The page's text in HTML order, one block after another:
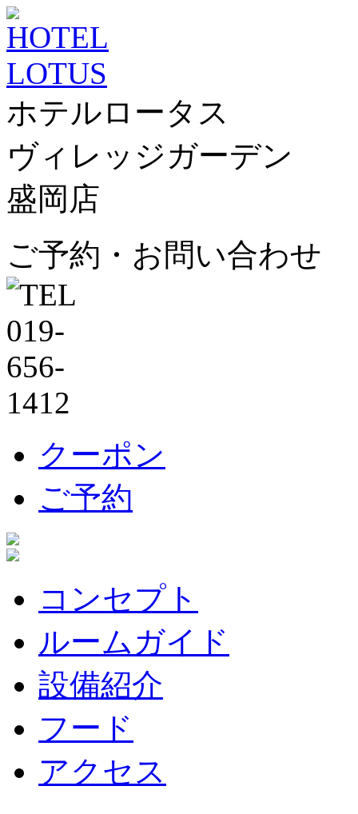
ホテルロータス
ヴィレッジガーデン
盛岡店
ご予約・お問い合わせ
クーポン
ご予約
コンセプト
ルームガイド
設備紹介
フード
アクセス